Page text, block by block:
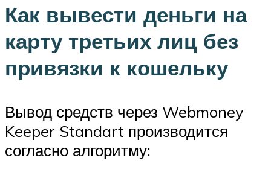
Как вывести деньги на
карту третьих лиц без
привязки к кошельку
Вывод средств через Webmoney
Keeper Standart производится
согласно алгоритму: